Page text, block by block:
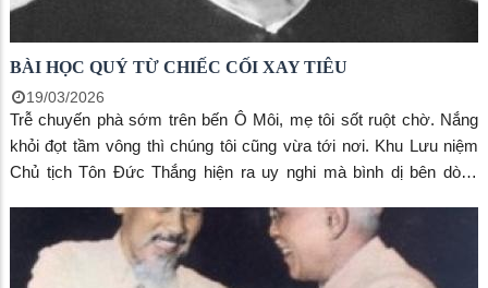
BÀI HỌC QUÝ TỪ CHIẾC CỐI XAY TIÊU
19/03/2026
Trễ chuyến phà sớm trên bến Ô Môi, mẹ tôi sốt ruột chờ. Nắng
khỏi đọt tầm vông thì chúng tôi cũng vừa tới nơi. Khu Lưu niệm
Chủ tịch Tôn Đức Thắng hiện ra uy nghi mà bình dị bên dòng
minh viên kể về những kỷ vật vô giá, thiêng liêng của Bác Tôn.
Mẹ nhắc hoài về kỷ vật chiếc cối xay tiêu - kỷ vật đời thường của
một cuộc đời cao cả.